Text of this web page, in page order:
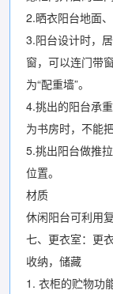
2.晒衣阳台地面
3.阳台设计时，
窗，可以连门带
为“配重墙”。
4.挑出的阳台承
为书房时，不能
5.挑出阳台做推
位置。
材质
休闲阳台可利用
七、更衣室：更
收纳，储藏
1. 衣柜的贮物功